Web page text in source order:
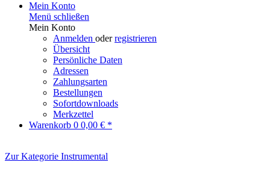
Mein Konto
Menü schließen
Mein Konto
Anmelden oderregistrieren
Übersicht
Persönliche Daten
Adressen
Zahlungsarten
Bestellungen
Sofortdownloads
Merkzettel
Warenkorb 0 0,00 € *
Zur Kategorie Instrumental